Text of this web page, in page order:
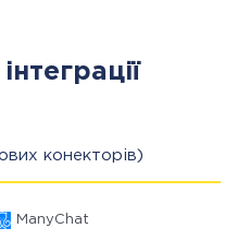
конекторів)
ManyChat